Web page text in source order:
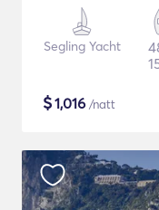
Segling Yacht
$1,016 /natt